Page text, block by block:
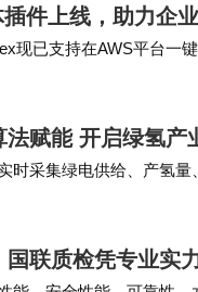
件上线，助力企
现已支持在AWS平台一
on Amazon…
赋能 开启绿氢产
时采集绿电供给、产氢
障单元并重新分配任务
联质检凭专业实